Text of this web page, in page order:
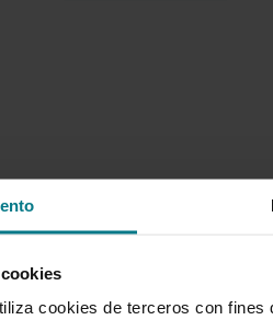
cookies de terceros con
transacción bancaria o
puedes
y lugar desde tu I-